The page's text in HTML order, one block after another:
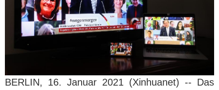
KÜCHE
BERLIN, 16. Januar 2021 (Xinhuanet) -- Das